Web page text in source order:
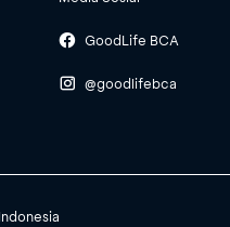
GoodLife BCA
@goodlifebca